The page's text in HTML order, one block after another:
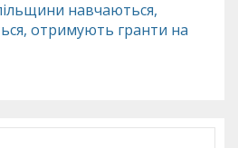
навчаються,
отримують гранти на